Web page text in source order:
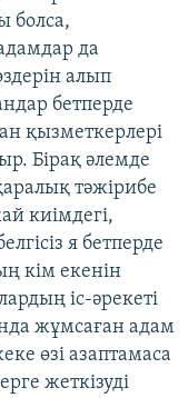
болса,
да
алып
бетперде
қызметкерлері
Бірақ әлемде
тәжірибе
киімдегі,
я бетперде
кім екенін
іс-әрекеті
жұмсаған адам
өзі азаптамаса
жеткізуді